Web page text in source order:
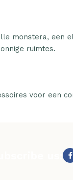
monstera, een
ruimtes.
voor een